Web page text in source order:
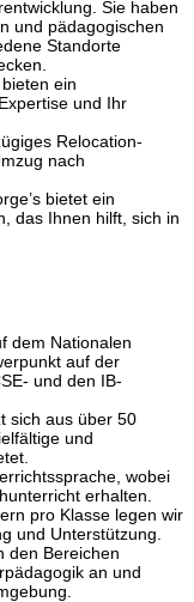
Sie haben
und pädagogischen
Standorte
ein
und Ihr
Relocation-
nach
bietet ein
das Ihnen hilft, sich in
dem Nationalen
auf der
und den IB-
sich aus über 50
und
wobei
erhalten.
pro Klasse legen wir
und Unterstützung.
den Bereichen
an und